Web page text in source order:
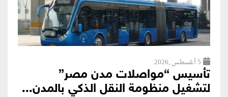
5 أغسطس ,2026
تأسيس “مواصلات مدن مصر”
لتشغيل منظومة النقل الذكي بالمدن...